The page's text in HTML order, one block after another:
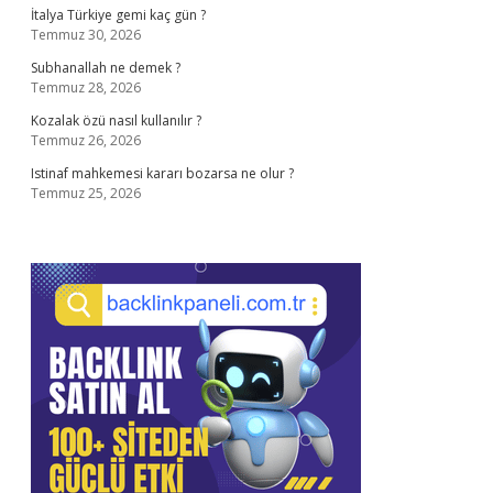
İtalya Türkiye gemi kaç gün ?
Temmuz 30, 2026
Subhanallah ne demek ?
Temmuz 28, 2026
Kozalak özü nasıl kullanılır ?
Temmuz 26, 2026
Istinaf mahkemesi kararı bozarsa ne olur ?
Temmuz 25, 2026